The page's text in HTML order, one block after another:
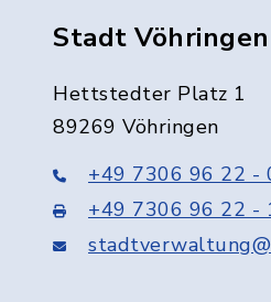
Stadt Vöhringen
Hettstedter Platz 1
89269 Vöhringen
+49 7306 96 22 -
+49 7306 96 22 -